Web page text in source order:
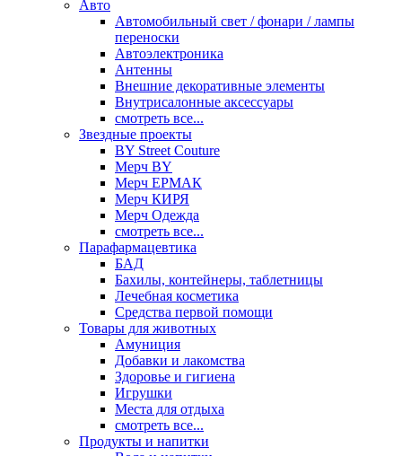
Авто
Автомобильный свет / фонари / лампы
переноски
Автоэлектроника
Антенны
Внешние декоративные элементы
Внутрисалонные аксессуары
смотреть все...
Звездные проекты
BY Street Couture
Мерч BY
Мерч ЕРМАК
Мерч КИРЯ
Мерч Одежда
смотреть все...
Парафармацевтика
БАД
Бахилы, контейнеры, таблетницы
Лечебная косметика
Средства первой помощи
Товары для животных
Амуниция
Добавки и лакомства
Здоровье и гигиена
Игрушки
Места для отдыха
смотреть все...
Продукты и напитки